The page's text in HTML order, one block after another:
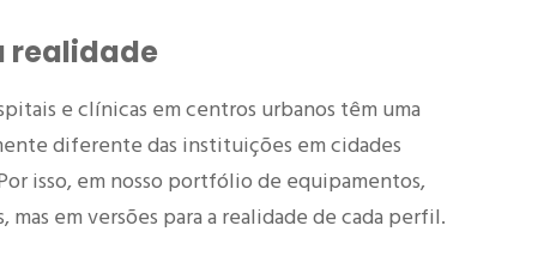
realidade
e clínicas em centros urbanos têm uma
diferente das instituições em cidades
isso, em nosso portfólio de equipamentos,
mas em versões para a realidade de cada perfil.